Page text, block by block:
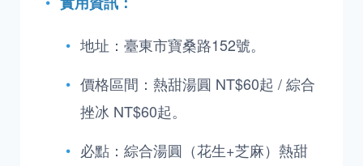
地址：臺東市寶桑路152號。
價格區間：熱甜湯圓 NT$60起 / 綜合
挫冰 NT$60起。
必點：綜合湯圓（花生+芝麻）熱甜